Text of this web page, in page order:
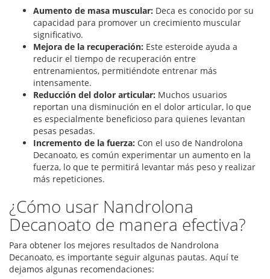
Aumento de masa muscular: Deca es conocido por su
capacidad para promover un crecimiento muscular
significativo.
Mejora de la recuperación: Este esteroide ayuda a
reducir el tiempo de recuperación entre
entrenamientos, permitiéndote entrenar más
intensamente.
Reducción del dolor articular: Muchos usuarios
reportan una disminución en el dolor articular, lo que
es especialmente beneficioso para quienes levantan
pesas pesadas.
Incremento de la fuerza: Con el uso de Nandrolona
Decanoato, es común experimentar un aumento en la
fuerza, lo que te permitirá levantar más peso y realizar
más repeticiones.
¿Cómo usar Nandrolona
Decanoato de manera efectiva?
Para obtener los mejores resultados de Nandrolona
Decanoato, es importante seguir algunas pautas. Aquí te
dejamos algunas recomendaciones: